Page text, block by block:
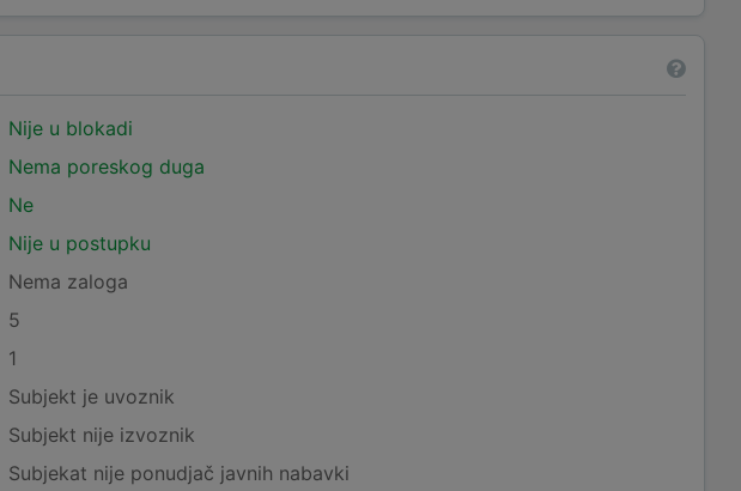
Nije u blokadi
Nema poreskog duga
Ne
Nije u postupku
Nema zaloga
5
1
Subjekt je uvoznik
Subjekt nije izvoznik
Subjekat nije ponudjač javnih nabavki